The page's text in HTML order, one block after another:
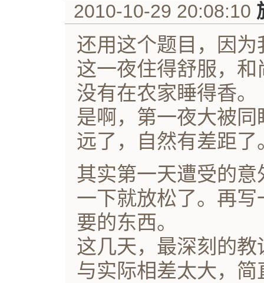
2010-10-29 20:08:10
还用这个题目，因
这一夜住得舒服，
没有在农家睡得香。
是啊，第一夜大被
远了，自然有差距了
其实第一天遭受的
一下就放松了。再
要的东西。
这几天，最深刻的
与实际相差太大，